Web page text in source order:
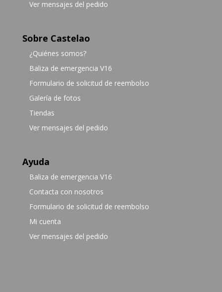
Ver mensajes del pedido
Sobre Castelao
¿Quiénes somos?
Baliza de emergencia V16
Formulario de solicitud de reembolso
Galería de fotos
Tiendas
Ver mensajes del pedido
Ayuda
Baliza de emergencia V16
Contacta con nosotros
Formulario de solicitud de reembolso
Mi cuenta
Ver mensajes del pedido